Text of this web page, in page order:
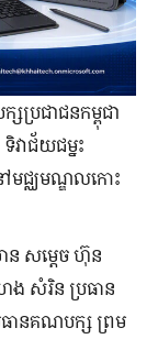
ប្រជាជនកម្ពុជា
ាជ័យជម្នះ
មជ្ឈមណ្ឌលកោះ
ន សម្តេច ហ៊ុន
ង សំរិន ប្រធាន
ានគណបក្ស ព្រម